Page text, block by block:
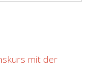
mit der